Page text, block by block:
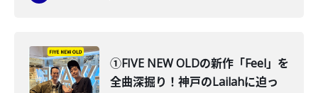
①FIVE NEW OLDの新作「Feel」を
全曲深掘り！神戸のLailahに迫っ